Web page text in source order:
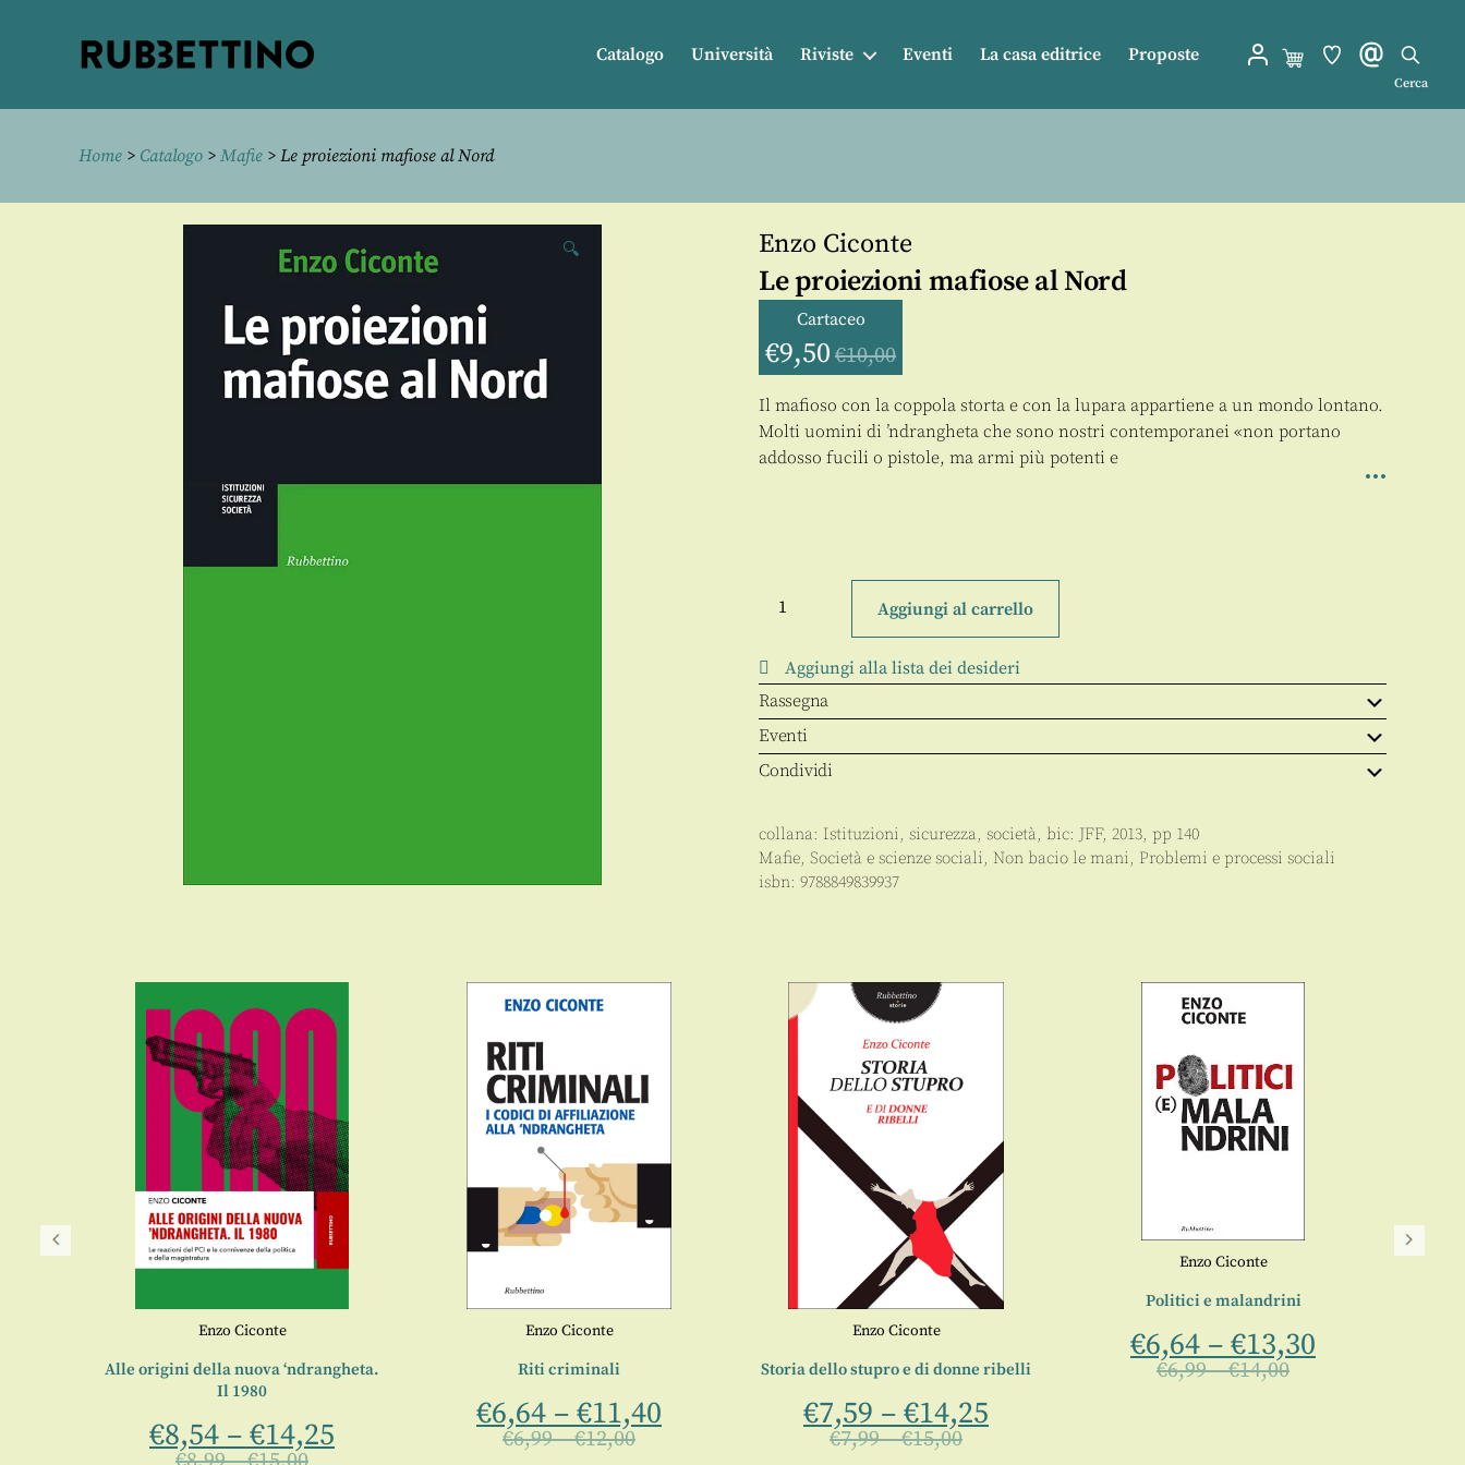
Catalogo Università Riviste Eventi La casa editrice Proposte
Cerca
Home > Catalogo > Mafie > Le proiezioni mafiose al Nord
🔍 Enzo Ciconte
Le proiezioni mafiose al Nord
Cartaceo
€9,50 €10,00
Il mafioso con la coppola storta e con la lupara appartiene a un mondo lontano.
Molti uomini di ’ndrangheta che sono nostri contemporanei «non portano
addosso fucili o pistole, ma armi più potenti e
proiezioni
Nord
quantità
Aggiungi al carrello
Aggiungi alla lista dei desideri
Rassegna
Eventi
Condividi
collana: Istituzioni, sicurezza, società, bic: JFF, 2013, pp 140
Mafie, Società e scienze sociali, Non bacio le mani, Problemi e processi sociali
isbn: 9788849839937
Enzo Ciconte
Alle origini della nuova ‘ndrangheta.
Il 1980
€8,54 – €14,25
Enzo Ciconte
Riti criminali
€6,64 – €11,40
€6,99–€12,00
Enzo Ciconte
Storia dello stupro e di donne ribelli
€7,59 – €14,25
€7,99–€15,00
Enzo Ciconte
Politici e malandrini
€6,64 – €13,30
€6,99–€14,00